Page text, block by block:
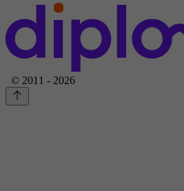
© 2011 - 2026